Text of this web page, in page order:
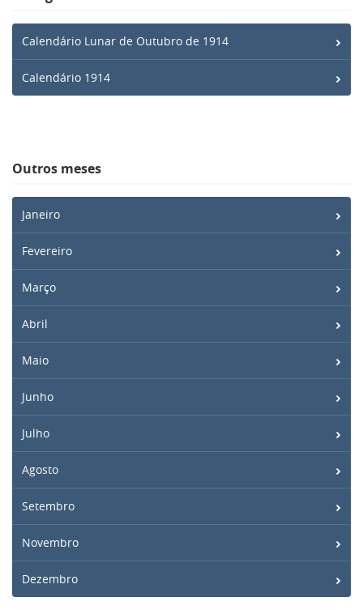
Calendário Lunar de Outubro de 1914
Calendário 1914
Outros meses
Janeiro
Fevereiro
Março
Abril
Maio
Junho
Julho
Agosto
Setembro
Novembro
Dezembro